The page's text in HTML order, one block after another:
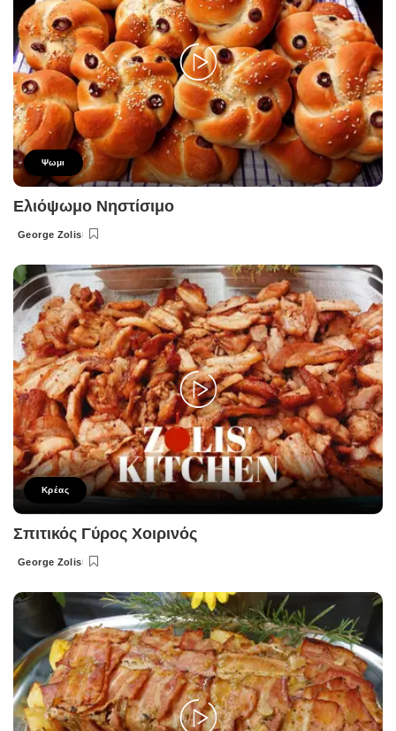
Ψωμι
Ελιόψωμο Νηστίσιμο
Posted
George Zolis
Κρέας
Σπιτικός Γύρος Χοιρινός
Posted
George Zolis